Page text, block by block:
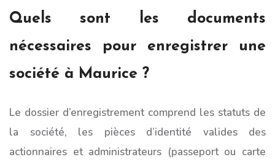
Quels sont les documents
nécessaires pour enregistrer une
société à Maurice ?
Le dossier d’enregistrement comprend les statuts de
la société, les pièces d’identité valides des
actionnaires et administrateurs (passeport ou carte